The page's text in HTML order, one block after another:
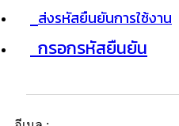
ส่งรหัสยืนยันการใช้งาน
กรอกรหัสยืนยัน